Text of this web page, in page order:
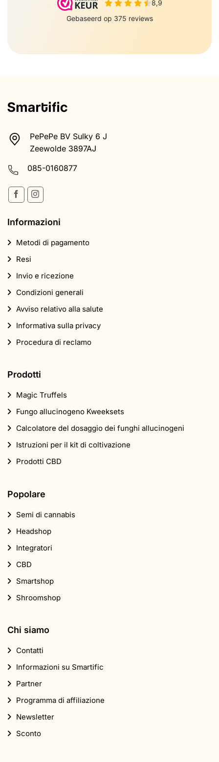
PePePe BV Sulky 6 J
Zeewolde 3897AJ
085-0160877
Informazioni
Metodi di pagamento
Resi
Invio e ricezione
Condizioni generali
Avviso relativo alla salute
Informativa sulla privacy
Procedura di reclamo
Prodotti
Magic Truffels
Fungo allucinogeno Kweeksets
Calcolatore del dosaggio dei funghi allucinogeni
Istruzioni per il kit di coltivazione
Prodotti CBD
Popolare
Semi di cannabis
Headshop
Integratori
CBD
Smartshop
Shroomshop
Chi siamo
Contatti
Informazioni su Smartific
Partner
Programma di affiliazione
Newsletter
Sconto